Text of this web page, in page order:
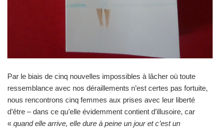
Par le biais de cinq nouvelles impossibles à lâcher où toute
ressemblance avec nos déraillements n’est certes pas fortuite,
nous rencontrons cinq femmes aux prises avec leur liberté
d’être – dans ce qu’elle évidemment contient d’illusoire, car
« quand elle arrive, elle dure à peine un jour et c’est un